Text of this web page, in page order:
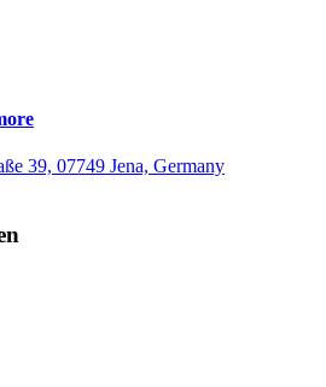
39, 07749 Jena, Germany